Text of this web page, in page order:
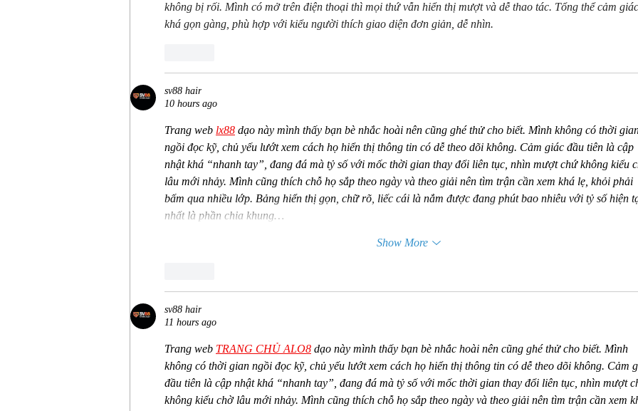
không bị rối. Mình có mở trên điện thoại thì mọi thứ vẫn hiển thị mượt và dễ thao tác. Tổng thể cảm giác
khá gọn gàng, phù hợp với kiểu người thích giao diện đơn giản, dễ nhìn.
sv88 hair
10 hours ago
Trang web lx88 dạo này mình thấy bạn bè nhắc hoài nên cũng ghé thử cho biết. Mình không có thời
ngồi đọc kỹ, chủ yếu lướt xem cách họ hiển thị thông tin có dễ theo dõi không. Cảm giác đầu tiên là cập
nhật khá “nhanh tay”, đang đá mà tỷ số với mốc thời gian thay đổi liên tục, nhìn mượt chứ không kiểu
lâu mới nhảy. Mình cũng thích chỗ họ sắp theo ngày và theo giải nên tìm trận cần xem khá lẹ, khỏi phải
bấm qua nhiều lớp. Bảng hiển thị gọn, chữ rõ, liếc cái là nắm được đang phút bao nhiêu với tỷ số hiện
nhất là phần chia khung…
Show More
sv88 hair
11 hours ago
Trang web TRANG CHỦ ALO8 dạo này mình thấy bạn bè nhắc hoài nên cũng ghé thử cho biết. Mình
không có thời gian ngồi đọc kỹ, chủ yếu lướt xem cách họ hiển thị thông tin có dễ theo dõi không. Cảm
đầu tiên là cập nhật khá “nhanh tay”, đang đá mà tỷ số với mốc thời gian thay đổi liên tục, nhìn mượt
không kiểu chờ lâu mới nhảy. Mình cũng thích chỗ họ sắp theo ngày và theo giải nên tìm trận cần xem